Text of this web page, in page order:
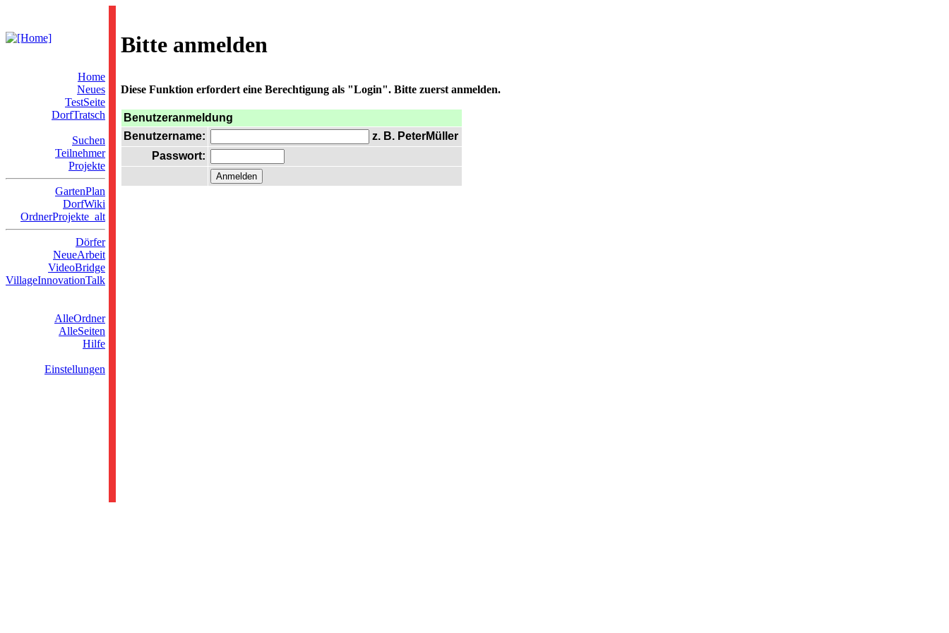
Bitte anmelden
Home
Neues
TestSeite
DorfTratsch
Suchen
Teilnehmer
Projekte
GartenPlan
DorfWiki
OrdnerProjekte_alt
Dörfer
NeueArbeit
VideoBridge
VillageInnovationTalk
AlleOrdner
AlleSeiten
Hilfe
Einstellungen
Diese Funktion erfordert eine Berechtigung als "Login". Bitte zuerst anmelden.
Benutzeranmeldung
Benutzername:
z. B. PeterMüller
Passwort: